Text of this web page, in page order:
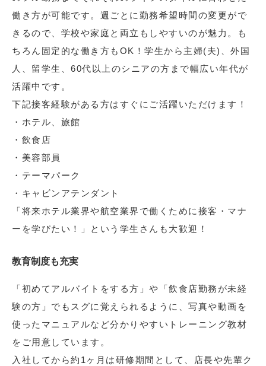
働き方が可能です。週ごとに勤務希望時間の変更がで
きるので、学校や家庭と両立もしやすいのが魅力。も
ちろん固定的な働き方もOK！学生から主婦(夫)、外国
人、留学生、60代以上のシニアの方まで幅広い年代が
活躍中です。
下記接客経験がある方はすぐにご活躍いただけます！
・ホテル、旅館
・飲食店
・美容部員
・テーマパーク
・キャビンアテンダント
「将来ホテル業界や航空業界で働くために接客・マナ
ーを学びたい！」という学生さんも大歓迎！
教育制度も充実
「初めてアルバイトをする方」や「飲食店勤務が未経
験の方」でもスグに覚えられるように、写真や動画を
使ったマニュアルなど分かりやすいトレーニング教材
をご用意しています。
入社してから約1ヶ月は研修期間として、店長や先輩ク